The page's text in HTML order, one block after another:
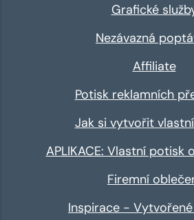
Grafické
Nezávazná
Affiliate
Potisk reklamních
Jak si vytvořit
APLIKACE: Vlastní potisk
Firemní
Inspirace -